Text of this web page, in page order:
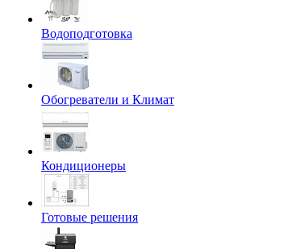
Водоподготовка
Обогреватели и Климат
Кондиционеры
Готовые решения